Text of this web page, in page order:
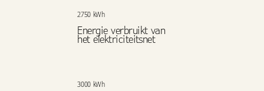
2750 kWh
Energie verbruikt van
het elektriciteitsnet
3000 kWh